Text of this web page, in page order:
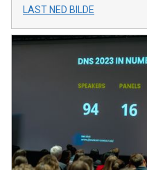
LAST NED BILDE